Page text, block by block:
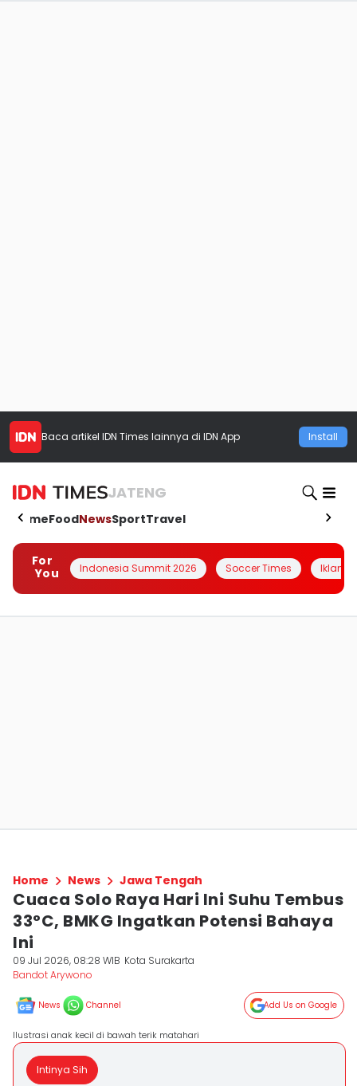
Baca artikel IDN Times lainnya di IDN App Install
JATENG
HomeFoodNewsSportTravel
For
You
Indonesia Summit 2026 Soccer Times Iklanin
Home News Jawa Tengah
Cuaca Solo Raya Hari Ini Suhu Tembus
33°C, BMKG Ingatkan Potensi Bahaya
Ini
09 Jul 2026, 08:28 WIB Kota Surakarta
Bandot Arywono
News Channel Add Us on Google
Ilustrasi anak kecil di bawah terik matahari
Intinya Sih